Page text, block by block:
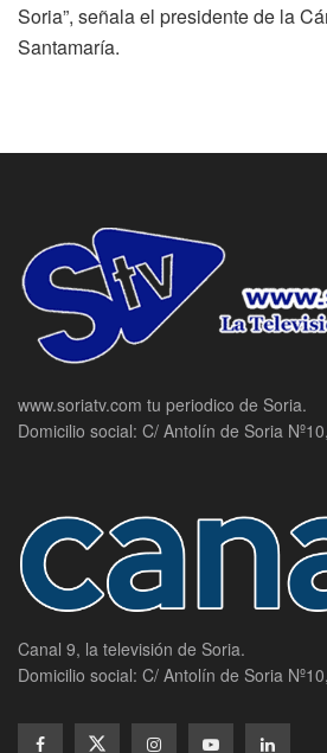
Soria”, señala el presidente de la
Santamaría.
www.soriatv.com tu periodico de Soria.
Domicilio social: C/ Antolín de Soria
Canal 9, la televisión de Soria.
Domicilio social: C/ Antolín de Soria